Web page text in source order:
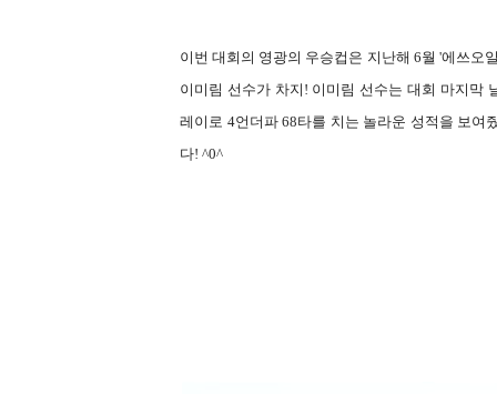
이번 대회의 영광의 우승컵은 지난해 6월 '에쓰오
이미림 선수가 차지! 이미림 선수는 대회 마지막
레이로 4언더파 68타를 치는 놀라운 성적을 보여
다! ^0^